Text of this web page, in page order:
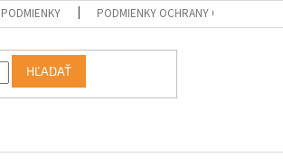
PODMIENKY OCHRANY OSOBNÝCH
HĽADAŤ